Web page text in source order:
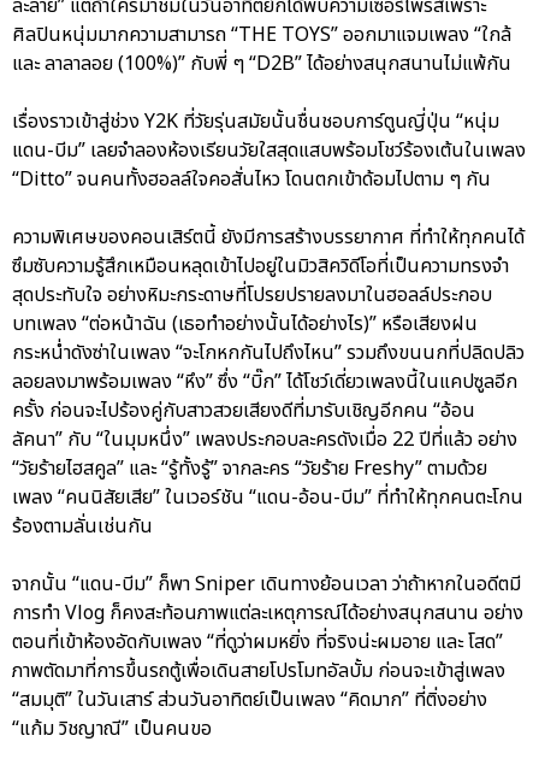
ละลาย” แต่ถ้าใครมาชมในวันอาทิตย์ก็ได้พบความเซอร์ไพรส์เพราะ
ศิลปินหนุ่มมากความสามารถ “THE TOYS” ออกมาแจมเพลง “ใกล้
และ ลาลาลอย (100%)” กับพี่ ๆ “D2B” ได้อย่างสนุกสนานไม่แพ้กัน
เรื่องราวเข้าสู่ช่วง Y2K ที่วัยรุ่นสมัยนั้นชื่นชอบการ์ตูนญี่ปุ่น “หนุ่ม
แดน-บีม” เลยจำลองห้องเรียนวัยใสสุดแสบพร้อมโชว์ร้องเต้นในเพลง
“Ditto” จนคนทั้งฮอลล์ใจคอสั่นไหว โดนตกเข้าด้อมไปตาม ๆ กัน
ความพิเศษของคอนเสิร์ตนี้ ยังมีการสร้างบรรยากาศ ที่ทำให้ทุกคนได้
ซึมซับความรู้สึกเหมือนหลุดเข้าไปอยู่ในมิวสิควิดีโอที่เป็นความทรงจำ
สุดประทับใจ อย่างหิมะกระดาษที่โปรยปรายลงมาในฮอลล์ประกอบ
บทเพลง “ต่อหน้าฉัน (เธอทำอย่างนั้นได้อย่างไร)” หรือเสียงฝน
กระหน่ำดังซ่าในเพลง “จะโกหกกันไปถึงไหน” รวมถึงขนนกที่ปลิดปลิว
ลอยลงมาพร้อมเพลง “หึง” ซึ่ง “บิ๊ก” ได้โชว์เดี่ยวเพลงนี้ในแคปซูลอีก
ครั้ง ก่อนจะไปร้องคู่กับสาวสวยเสียงดีที่มารับเชิญอีกคน “อ้อน
ลัคนา” กับ “ในมุมหนึ่ง” เพลงประกอบละครดังเมื่อ 22 ปีที่แล้ว อย่าง
“วัยร้ายไฮสคูล” และ “รู้ทั้งรู้” จากละคร “วัยร้าย Freshy” ตามด้วย
เพลง “คนนิสัยเสีย” ในเวอร์ชัน “แดน-อ้อน-บีม” ที่ทำให้ทุกคนตะโกน
ร้องตามลั่นเช่นกัน
จากนั้น “แดน-บีม” ก็พา Sniper เดินทางย้อนเวลา ว่าถ้าหากในอดีตมี
การทำ Vlog ก็คงสะท้อนภาพแต่ละเหตุการณ์ได้อย่างสนุกสนาน อย่าง
ตอนที่เข้าห้องอัดกับเพลง “ที่ดูว่าผมหยิ่ง ที่จริงน่ะผมอาย และ โสด”
ภาพตัดมาที่การขึ้นรถตู้เพื่อเดินสายโปรโมทอัลบั้ม ก่อนจะเข้าสู่เพลง
“สมมุติ” ในวันเสาร์ ส่วนวันอาทิตย์เป็นเพลง “คิดมาก” ที่ติ่งอย่าง
“แก้ม วิชญาณี” เป็นคนขอ